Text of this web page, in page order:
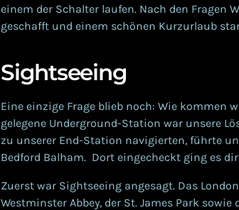
einem der Schalter laufen. Nach den Fragen
geschafft und einem schönen Kurzurlaub
Sightseeing
Eine einzige Frage blieb noch: Wie kommen
gelegene Underground-Station war unsere
zu unserer End-Station navigierten, führte
Bedford Balham. Dort eingecheckt ging es
Zuerst war Sightseeing angesagt. Das
Westminster Abbey, der St. James Park